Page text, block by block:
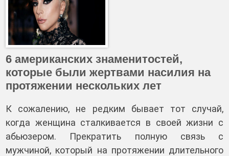
6 американских знаменитостей,
которые были жертвами насилия на
протяжении нескольких лет
К сожалению, не редким бывает тот случай,
когда женщина сталкивается в своей жизни с
абьюзером. Прекратить полную связь с
мужчиной, который на протяжении длительного